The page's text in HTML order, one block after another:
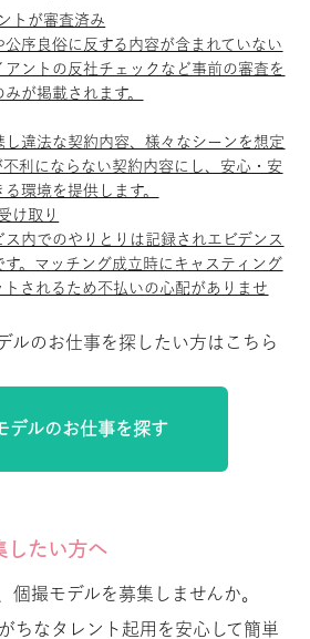
トが審査済み
公序良俗に反する内容が含まれていない
アントの反社チェックなど事前の審査を
が掲載されます。
し違法な契約内容、様々なシーンを想定
不利にならない契約内容にし、安心・安
環境を提供します。
け取り
ス内でのやりとりは記録されエビデンス
す。マッチング成立時にキャスティング
トされるため不払いの心配がありませ
ルのお仕事を探したい方はこちら
デルのお仕事を探す
したい方へ
個撮モデルを募集しませんか。
ちなタレント起用を安心して簡単